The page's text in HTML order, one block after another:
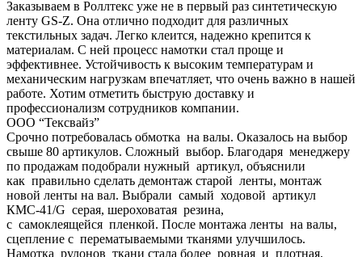
Заказываем в Роллтекс уже не в первый раз синтетическую
ленту GS-Z. Она отлично подходит для различных
текстильных задач. Легко клеится, надежно крепится к
материалам. С ней процесс намотки стал проще и
эффективнее. Устойчивость к высоким температурам и
механическим нагрузкам впечатляет, что очень важно в нашей
работе. Хотим отметить быструю доставку и
профессионализм сотрудников компании.
ООО “Тексвайз”
Срочно потребовалась обмотка на валы. Оказалось на выбор
свыше 80 артикулов. Сложный выбор. Благодаря менеджеру
по продажам подобрали нужный артикул, объяснили
как правильно сделать демонтаж старой ленты, монтаж
новой ленты на вал. Выбрали самый ходовой артикул
КМС-41/G серая, шероховатая резина,
с самоклеящейся пленкой. После монтажа ленты на валы,
сцепление с перематываемыми тканями улучшилось.
Намотка рулонов ткани стала более ровная и плотная.